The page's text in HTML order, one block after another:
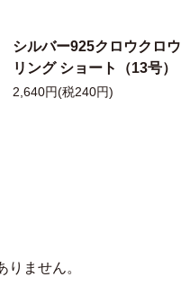
シルバー925クロウクロウ
リング ショート（13号）
2,640円(税240円)
ません。